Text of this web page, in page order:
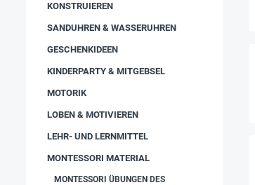
KONSTRUIEREN
SANDUHREN & WASSERUHREN
GESCHENKIDEEN
KINDERPARTY & MITGEBSEL
MOTORIK
LOBEN & MOTIVIEREN
LEHR- UND LERNMITTEL
MONTESSORI MATERIAL
MONTESSORI ÜBUNGEN DES